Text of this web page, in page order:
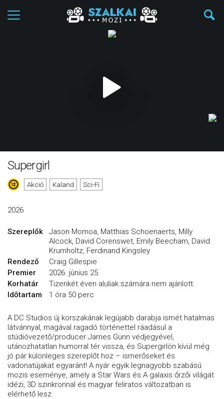
Supergirl
Akció Kaland Sci-Fi
2026
Szereplők
Jason Momoa, Matthias Schoenaerts, Milly
Alcock, David Corenswet, Emily Beecham, David
Krumholtz, Ferdinand Kingsley
Rendező
Craig Gillespie
Premier
2026. június 25.
Korhatár
Tizenkét éven aluliak számára nem ajánlott.
Időtartam
1 óra 50 perc
A DC Studios új korszakának legújabb darabja ismét hatalmas
látvánnyal, magával ragadó történettel ráadásul a
stúdióvezető/producer James Gunn védjegyével,
utánozhatatlan humorral tér vissza, és Supergirlön kívül még
jó pár különleges szereplőt hoz – ismerőseket és
vadonatújakat egyaránt! A nyár egyik legnagyobb szabású
mozis eseménye, amely a Star Wars és A galaxis őrzői világát
idézi, 3D szinkronnal és magyar feliratos változatban is
elérhető lesz.